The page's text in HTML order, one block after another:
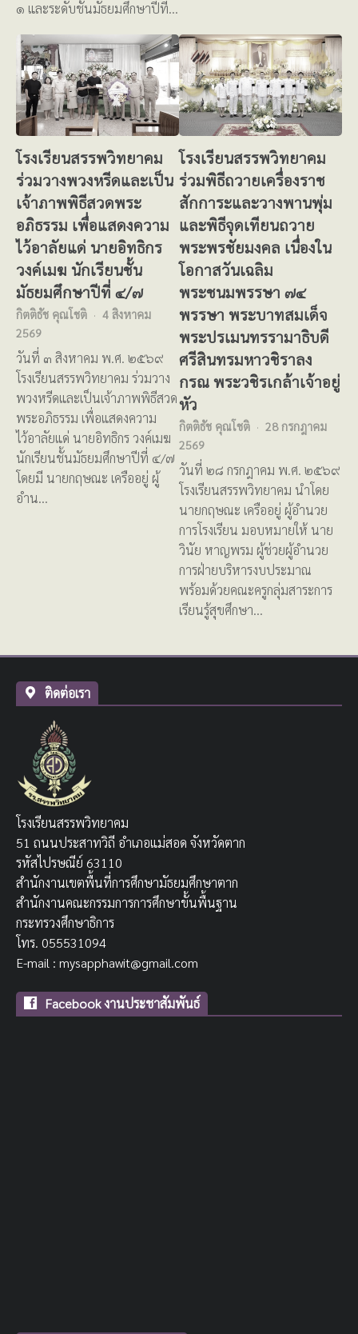
๑ และระดับชั้นมัธยมศึกษาปีที่…
โรงเรียนสรรพวิทยาคม
ร่วมวางพวงหรีดและเป็น
เจ้าภาพพิธีสวดพระ
อภิธรรม เพื่อแสดงความ
ไว้อาลัยแด่ นายอิทธิกร
วงค์เมฆ นักเรียนชั้น
มัธยมศึกษาปีที่ ๔/๗
กิตติธัช คุณโชติ
4 สิงหาคม
2569
วันที่ ๓ สิงหาคม พ.ศ. ๒๕๖๙
โรงเรียนสรรพวิทยาคม ร่วมวาง
พวงหรีดและเป็นเจ้าภาพพิธีสวด
พระอภิธรรม เพื่อแสดงความ
ไว้อาลัยแด่ นายอิทธิกร วงค์เมฆ
นักเรียนชั้นมัธยมศึกษาปีที่ ๔/๗
โดยมี นายกฤษณะ เครืออยู่ ผู้
อำน…
โรงเรียนสรรพวิทยาคม
ร่วมพิธีถวายเครื่องราช
สักการะและวางพานพุ่ม
และพิธีจุดเทียนถวาย
พระพรชัยมงคล เนื่องใน
โอกาสวันเฉลิม
พระชนมพรรษา ๗๔
พรรษา พระบาทสมเด็จ
พระปรเมนทรรามาธิบดี
ศรีสินทรมหาวชิราลง
กรณ พระวชิรเกล้าเจ้าอยู่
หัว
กิตติธัช คุณโชติ
28 กรกฎาคม
2569
วันที่ ๒๘ กรกฎาคม พ.ศ. ๒๕๖๙
โรงเรียนสรรพวิทยาคม นำโดย
นายกฤษณะ เครืออยู่ ผู้อำนวย
การโรงเรียน มอบหมายให้ นาย
วินัย หาญพรม ผู้ช่วยผู้อำนวย
การฝ่ายบริหารงบประมาณ
พร้อมด้วยคณะครูกลุ่มสาระการ
เรียนรู้สุขศึกษา…
ติดต่อเรา
โรงเรียนสรรพวิทยาคม
51 ถนนประสาทวิถี อำเภอแม่สอด จังหวัดตาก
รหัสไปรษณีย์ 63110
สำนักงานเขตพื้นที่การศึกษามัธยมศึกษาตาก
สำนักงานคณะกรรมการการศึกษาขั้นพื้นฐาน
กระทรวงศึกษาธิการ
โทร. 055531094
E-mail : mysapphawit@gmail.com
Facebook งานประชาสัมพันธ์